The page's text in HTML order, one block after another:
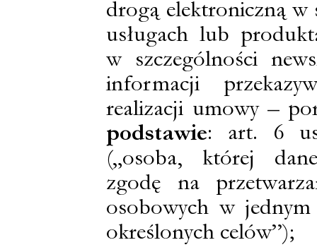
drogą elektroniczną
usługach lub
w szczególności
informacji
realizacji umowy –
podstawie: art. 6
(„osoba, której
zgodę na
osobowych w
określonych celów”);